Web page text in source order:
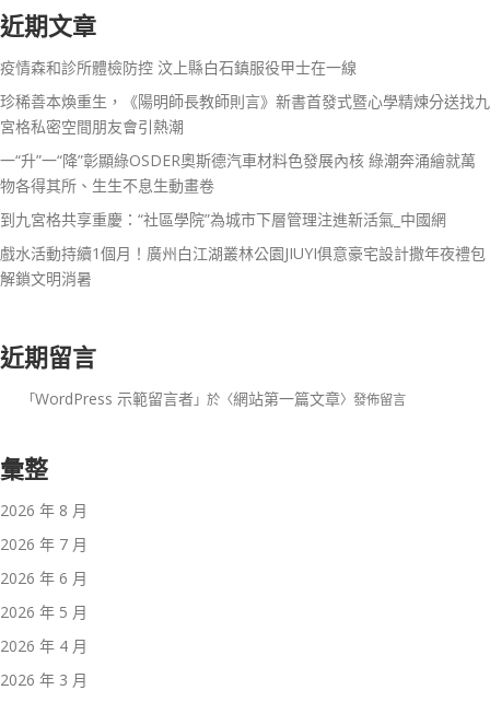
近期文章
疫情森和診所體檢防控 汶上縣白石鎮服役甲士在一線
珍稀善本煥重生，《陽明師長教師則言》新書首發式暨心學精煉分送找九
宮格私密空間朋友會引熱潮
一“升”一“降”彰顯綠OSDER奧斯德汽車材料色發展內核 綠潮奔涌繪就萬
物各得其所、生生不息生動畫卷
到九宮格共享重慶：“社區學院”為城市下層管理注進新活氣_中國網
戲水活動持續1個月！廣州白江湖叢林公園JIUYI俱意豪宅設計撒年夜禮包
解鎖文明消暑
近期留言
「WordPress 示範留言者」於〈網站第一篇文章〉發佈留言
彙整
2026 年 8 月
2026 年 7 月
2026 年 6 月
2026 年 5 月
2026 年 4 月
2026 年 3 月